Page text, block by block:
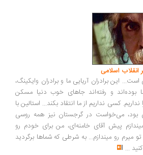
انقلاب اسلامی
این برادران آریایی ما و برادران وایکینگ،
بوده‌اند و رفته‌اند جاهای خوب دنیا مسکن
کسی نداریم از ما انتقاد بکند... استالین با
می‌خواست در گرجستان نیز همه روسی
پیش آقای خامنه‌ای، من برای خودم رو
تو میرم رو میندازم... به شرطی که شماها برگردید
...